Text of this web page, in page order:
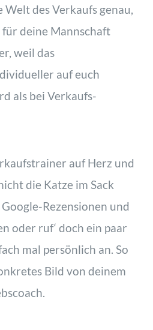
des Verkaufs genau,
deine Mannschaft
weil das
auf euch
als bei Verkaufs-
auf Herz und
die Katze im Sack
Rezensionen und
oder ruf‘ doch ein paar
mal persönlich an. So
Bild von deinem